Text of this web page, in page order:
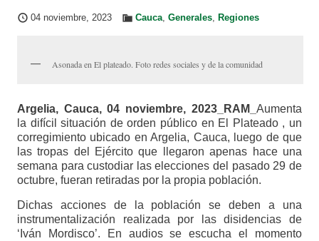
04 noviembre, 2023 Cauca, Generales, Regiones
Asonada en El plateado. Foto redes sociales y de la comunidad
Argelia, Cauca, 04 noviembre, 2023_RAM_Aumenta
la difícil situación de orden público en El Plateado , un
corregimiento ubicado en Argelia, Cauca, luego de que
las tropas del Ejército que llegaron apenas hace una
semana para custodiar las elecciones del pasado 29 de
octubre, fueran retiradas por la propia población.
Dichas acciones de la población se deben a una
instrumentalización realizada por las disidencias de
‘Iván Mordisco’. En audios se escucha el momento